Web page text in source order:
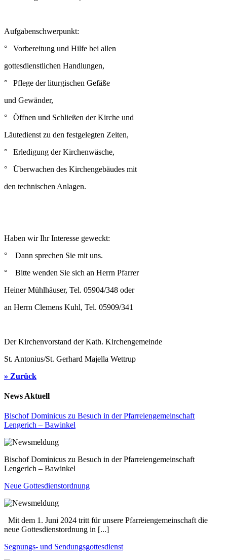
Aufgabenschwerpunkt:
° Vorbereitung und Hilfe bei allen
gottesdienstlichen Handlungen,
° Pflege der liturgischen Gefäße
und Gewänder,
° Öffnen und Schließen der Kirche und
Läutedienst zu den festgelegten Zeiten,
° Erledigung der Kirchenwäsche,
° Überwachen des Kirchengebäudes mit
den technischen Anlagen.
Haben wir Ihr Interesse geweckt:
° Dann sprechen Sie mit uns.
° Bitte wenden Sie sich an Herrn Pfarrer
Heiner Mühlhäuser, Tel. 05904/348 oder
an Herrn Clemens Kuhl, Tel. 05909/341
Der Kirchenvorstand der Kath. Kirchengemeinde
St. Antonius/St. Gerhard Majella Wettrup
» Zurück
News Aktuell
Bischof Dominicus zu Besuch in der Pfarreiengemeinschaft
Lengerich – Bawinkel
Bischof Dominicus zu Besuch in der Pfarreiengemeinschaft
Lengerich – Bawinkel
Neue Gottesdienstordnung
Mit dem 1. Juni 2024 tritt für unsere Pfarreiengemeinschaft die
neue Gottesdienstordnung in [...]
Segnungs- und Sendungsgottesdienst